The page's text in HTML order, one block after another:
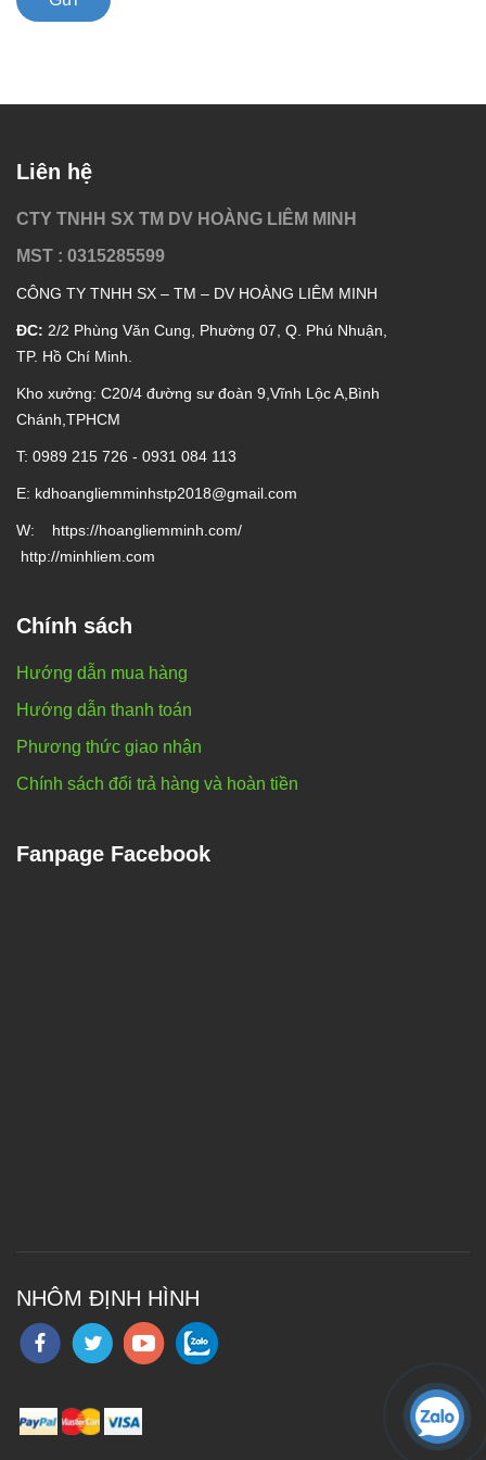
Liên hệ
CTY TNHH SX TM DV HOÀNG LIÊM MINH
MST : 0315285599
CÔNG TY TNHH SX – TM – DV HOÀNG LIÊM MINH
ĐC: 2/2 Phùng Văn Cung, Phường 07, Q. Phú Nhuận,
TP. Hồ Chí Minh.
Kho xưởng: C20/4 đường sư đoàn 9,Vĩnh Lộc A,Bình
Chánh,TPHCM
T: 0989 215 726 - 0931 084 113
E: kdhoangliemminhstp2018@gmail.com
W: https://hoangliemminh.com/
http://minhliem.com
Chính sách
Hướng dẫn mua hàng
Hướng dẫn thanh toán
Phương thức giao nhận
Chính sách đổi trả hàng và hoàn tiền
Fanpage Facebook
NHÔM ĐỊNH HÌNH